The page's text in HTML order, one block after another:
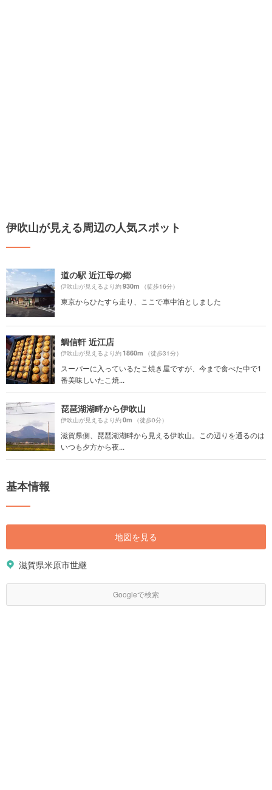
伊吹山が見える周辺の人気スポット
道の駅 近江母の郷
伊吹山が見えるより約930m （徒歩16分）
東京からひたすら走り、ここで車中泊としました
鯛信軒 近江店
伊吹山が見えるより約1860m （徒歩31分）
スーパーに入っているたこ焼き屋ですが、今まで食べた中で1
番美味しいたこ焼...
琵琶湖湖畔から伊吹山
伊吹山が見えるより約0m （徒歩0分）
滋賀県側、琵琶湖湖畔から見える伊吹山。この辺りを通るのは
いつも夕方から夜...
基本情報
地図を見る
滋賀県米原市世継
Googleで検索